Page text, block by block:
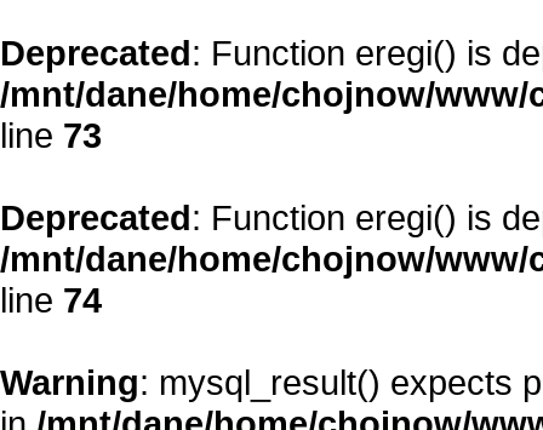
Deprecated: Function eregi() is
/mnt/dane/home/chojnow/
line 73
Deprecated: Function eregi() is
/mnt/dane/home/chojnow/
line 74
Warning: mysql_result() expects